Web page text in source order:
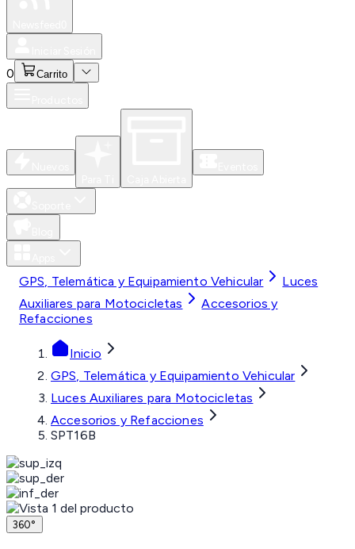
0 Carrito
GPS, Telemática y Equipamiento Vehicular
Luces
Auxiliares para Motocicletas
Accesorios y
Refacciones
Inicio
GPS, Telemática y Equipamiento Vehicular
Luces Auxiliares para Motocicletas
Accesorios y Refacciones
SPT16B
360°